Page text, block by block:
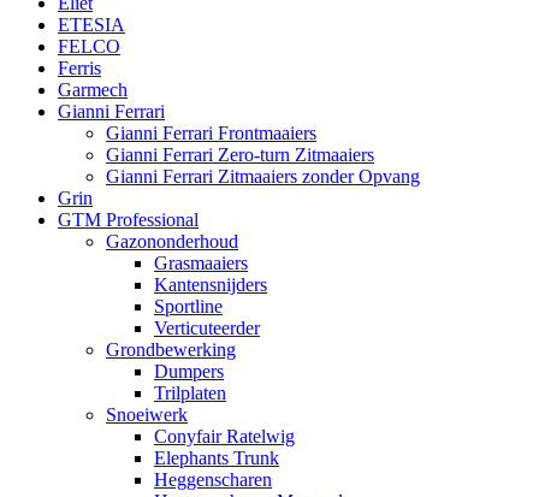
ETESIA
FELCO
Ferris
Garmech
Gianni Ferrari
Gianni Ferrari Frontmaaiers
Gianni Ferrari Zero-turn Zitmaaiers
Gianni Ferrari Zitmaaiers zonder Opvang
Grin
GTM Professional
Gazononderhoud
Grasmaaiers
Kantensnijders
Sportline
Verticuteerder
Grondbewerking
Dumpers
Trilplaten
Snoeiwerk
Conyfair Ratelwig
Elephants Trunk
Heggenscharen